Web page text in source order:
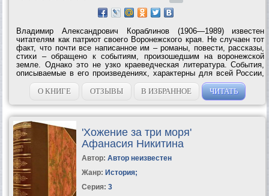
Владимир Александрович Кораблинов (1906—1989) известен
читателям как патриот своего Воронежского края. Не случаен тот
факт, что почти все написанное им – романы, повести, рассказы,
стихи – обращено к событиям, произошедшим на воронежской
земле. Однако это не узко краеведческая литература. События,
описываемые в его произведениях, характерны для всей России,
нашей великой Родины. Романы «Жизнь Кольцова» и «Жизнь
Никитина» также...
О КНИГЕ ОТЗЫВЫ В ИЗБРАННОЕ ЧИТАТЬ
'Хожение за три моря'
Афанасия Никитина
Автор: Автор неизвестен
Жанр: История;
Серия: 3